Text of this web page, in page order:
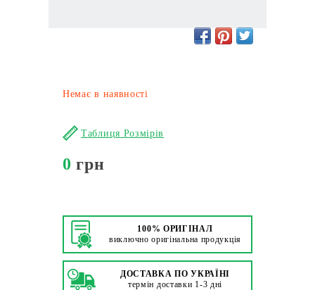
Немає в наявності
Таблиця Розмірів
0 грн
100% ОРИГІНАЛ
виключно оригінальна продукція
ДОСТАВКА ПО УКРАЇНІ
термін доставки 1-3 дні